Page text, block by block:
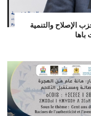
والتنمية
باها